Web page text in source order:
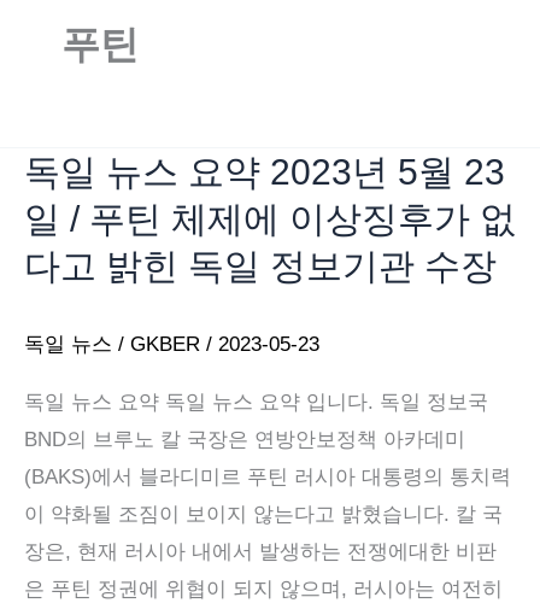
푸틴
독일 뉴스 요약 2023년 5월 23
일 / 푸틴 체제에 이상징후가 없
다고 밝힌 독일 정보기관 수장
독일 뉴스 / GKBER / 2023-05-23
독일 뉴스 요약 독일 뉴스 요약 입니다. 독일 정보국
BND의 브루노 칼 국장은 연방안보정책 아카데미
(BAKS)에서 블라디미르 푸틴 러시아 대통령의 통치력
이 약화될 조짐이 보이지 않는다고 밝혔습니다. 칼 국
장은, 현재 러시아 내에서 발생하는 전쟁에대한 비판
은 푸틴 정권에 위협이 되지 않으며, 러시아는 여전히